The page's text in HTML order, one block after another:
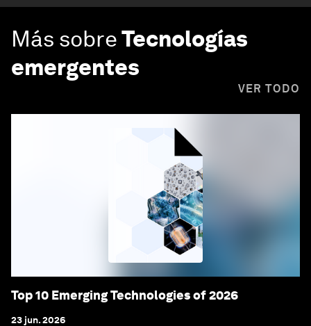
Más sobreTecnologías
emergentes
VER TODO
Top 10 Emerging Technologies of 2026
23 jun. 2026